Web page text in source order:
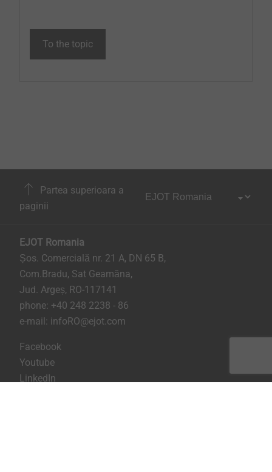
To the topic
Partea superioara a
paginii
EJOT Romania
Șos. Comercială nr. 21 A, DN 65 B,
Com.Bradu, Sat Geamăna,
Jud. Argeș, RO-117141
phone: +40 248 2238 - 86
e-mail: infoRO@ejot.com
Facebook
Youtube
LinkedIn